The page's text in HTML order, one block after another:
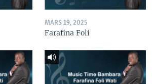
MARS 19, 2025
Farafina Foli